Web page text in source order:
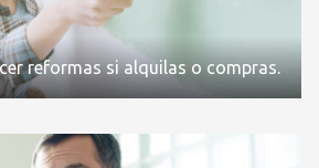
reformas si alquilas o compras.